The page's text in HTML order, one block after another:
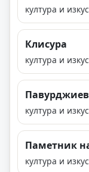
култура и
Клисура
култура и
култура и
Паметник
култура и